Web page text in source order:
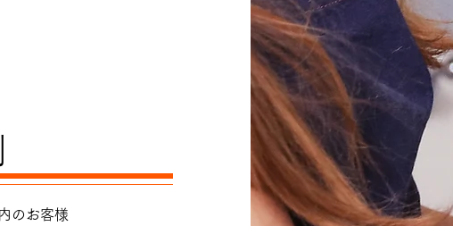
のお客様